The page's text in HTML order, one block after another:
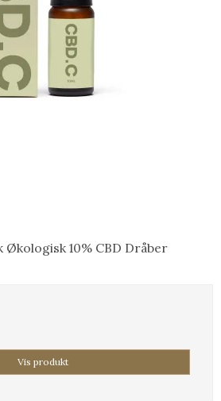
Økologisk 10% CBD Dråber
Vis produkt